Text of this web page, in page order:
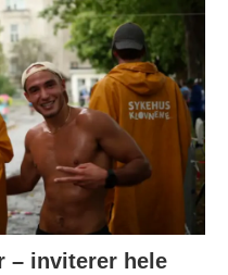
– inviterer hele